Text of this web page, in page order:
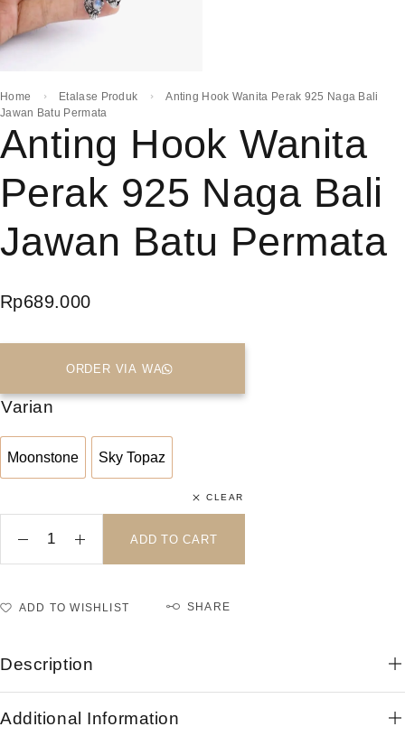
Home Etalase Produk
Anting Hook Wanita Perak 925 Naga Bali
Jawan Batu Permata
Anting Hook Wanita
Perak 925 Naga Bali
Jawan Batu Permata
Rp689.000
ORDER VIA WA
Varian
Moonstone
Moonstone
Sky Topaz
Sky Topaz
CLEAR
ADD TO CART
ADD TO WISHLIST SHARE
Description
Additional Information